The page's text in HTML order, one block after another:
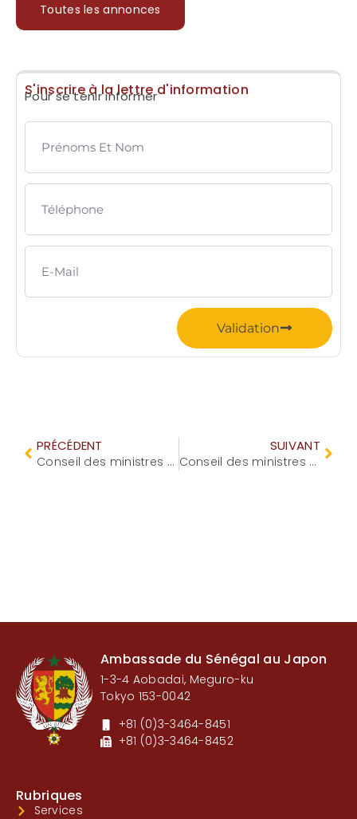
Toutes les annonces
S'inscrire à la lettre d'information
Pour se tenir informer
Validation
PRÉCÉDENT
Conseil des ministres du 06 mars 2024
SUIVANT
Conseil des ministres du 20 mars 2024
Ambassade du Sénégal au Japon
1-3-4 Aobadai, Meguro-ku
Tokyo 153-0042
+81 (0)3-3464-8451
+81 (0)3-3464-8452
Rubriques
Services